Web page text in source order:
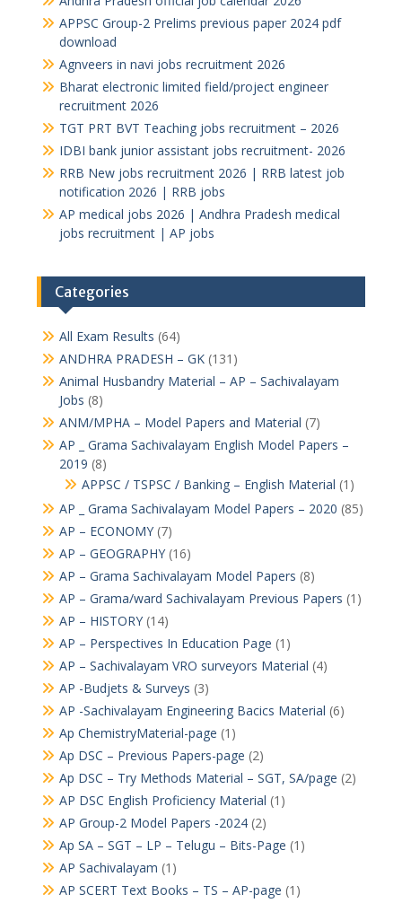
APPSC Group-2 Prelims previous paper 2024 pdf
download
Agnveers in navi jobs recruitment 2026
Bharat electronic limited field/project engineer
recruitment 2026
TGT PRT BVT Teaching jobs recruitment – 2026
IDBI bank junior assistant jobs recruitment- 2026
RRB New jobs recruitment 2026 | RRB latest job
notification 2026 | RRB jobs
AP medical jobs 2026 | Andhra Pradesh medical
jobs recruitment | AP jobs
Categories
All Exam Results (64)
ANDHRA PRADESH – GK(131)
Animal Husbandry Material – AP – Sachivalayam
Jobs (8)
ANM/MPHA – Model Papers and Material (7)
AP _ Grama Sachivalayam English Model Papers –
2019 (8)
APPSC / TSPSC / Banking – English Material (1)
AP _ Grama Sachivalayam Model Papers – 2020 (85)
AP – ECONOMY(7)
AP – GEOGRAPHY(16)
AP – Grama Sachivalayam Model Papers (8)
AP – Grama/ward Sachivalayam Previous Papers (1)
AP – HISTORY(14)
AP – Perspectives In Education Page (1)
AP – Sachivalayam VRO surveyors Material (4)
AP -Budjets & Surveys (3)
AP -Sachivalayam Engineering Bacics Material (6)
Ap ChemistryMaterial-page (1)
Ap DSC – Previous Papers-page (2)
Ap DSC – Try Methods Material – SGT, SA/page (2)
AP DSC English Proficiency Material (1)
AP Group-2 Model Papers -2024(2)
Ap SA – SGT – LP – Telugu – Bits-Page (1)
AP Sachivalayam (1)
AP SCERT Text Books – TS – AP-page (1)